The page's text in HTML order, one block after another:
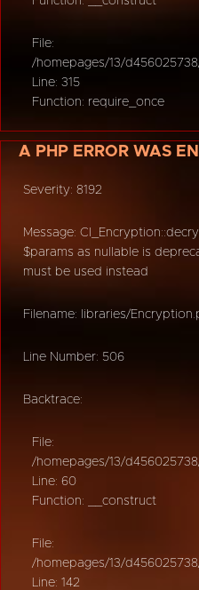
File:
/homepages/13/
Line: 315
Function: require_once
A PHP ERROR WAS
Severity: 8192
Message:
$params as nullable is
must be used instead
Filename: libraries/
Line Number: 506
Backtrace:
File:
/homepages/13/
Line: 60
Function: __construct
File:
/homepages/13/
Line: 142